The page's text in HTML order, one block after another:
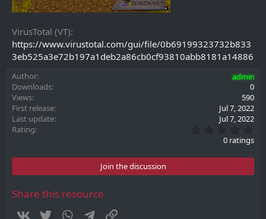
VirusTotal (VT)
https://www.virustotal.com/gui/file/0b69199323732b833
3eb525a3e72b197a1deb2a86cb0cf93810abb8181a14886
Author
admin
Downloads
0
Views
590
First release
Jul 7, 2022
Last update
Jul 7, 2022
Rating
.
0
t
0 ratings
Join the discussion
Share this resource
Vkontakte
Twitter WhatsAppTelegram